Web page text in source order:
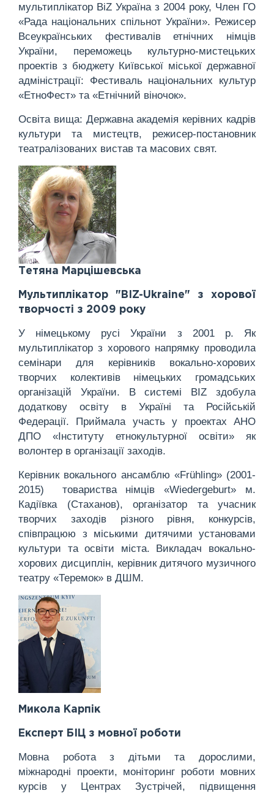
мультиплікатор ВiZ Україна з 2004 року, Член ГО
«Рада національних спільнот України». Режисер
Всеукраїнських фестивалів етнічних німців
України, переможець культурно-мистецьких
проектів з бюджету Київської міської державної
адміністрації: Фестиваль національних культур
«ЕтноФест» та «Етнічний віночок».
Освіта вища: Державна академія керівних кадрів
культури та мистецтв, режисер-постановник
театралізованих вистав та масових свят.
Тетяна Марцішевська
Мультиплікатор "BIZ-Ukraine" з хорової
творчості з 2009 року
У німецькому русі України з 2001 р. Як
мультиплікатор з хорового напрямку проводила
семінари для керівників вокально-хорових
творчих колективів німецьких громадських
організацій України. В системі BIZ здобула
додаткову освіту в Україні та Російській
Федерації. Приймала участь у проектах АНО
ДПО «Інституту етнокультурної освіти» як
волонтер в організації заходів.
Керівник вокального ансамблю «Frühling» (2001-
2015) товариства німців «Wiedergeburt» м.
Кадіївка (Стаханов), організатор та учасник
творчих заходів різного рівня, конкурсів,
співпрацюю з міськими дитячими установами
культури та освіти міста. Викладач вокально-
хорових дисциплін, керівник дитячого музичного
театру «Теремок» в ДШМ.
Микола Карпік
Експерт БІЦ з мовної роботи
Мовна робота з дітьми та дорослими,
міжнародні проекти, моніторинг роботи мовних
курсів у Центрах Зустрічей, підвищення